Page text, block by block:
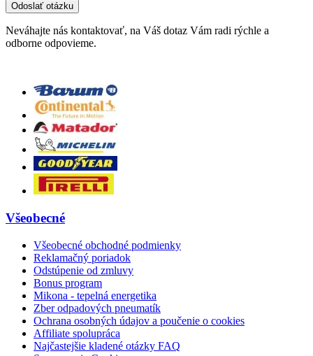
Neváhajte nás kontaktovať, na Váš dotaz Vám radi rýchle a
odborne odpovieme.
Všeobecné
Všeobecné obchodné podmienky
Reklamačný poriadok
Odstúpenie od zmluvy
Bonus program
Mikona - tepelná energetika
Zber odpadových pneumatík
Ochrana osobných údajov a poučenie o cookies
Affiliate spolupráca
Najčastejšie kladené otázky FAQ